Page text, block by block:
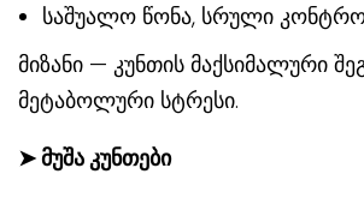
საშუალო წონა, სრული
მიზანი — კუნთის მაქსიმალური
მეტაბოლური სტრესი.
➤მუშა კუნთები